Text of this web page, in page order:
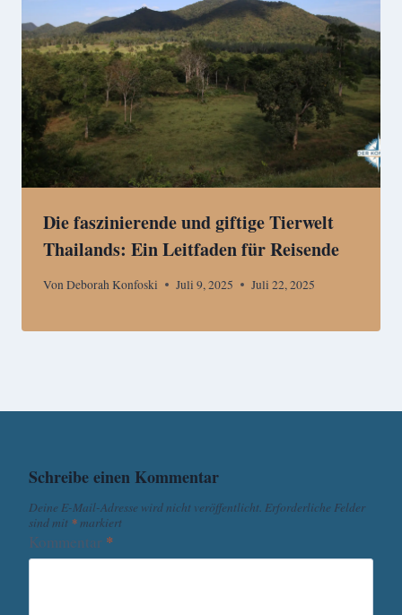
Die faszinierende und giftige Tierwelt
Thailands: Ein Leitfaden für Reisende
VonDeborah Konfoski Juli 9, 2025 Juli 22, 2025
Schreibe einen Kommentar
Deine E-Mail-Adresse wird nicht veröffentlicht. Erforderliche Felder
sind mit *markiert
Kommentar *